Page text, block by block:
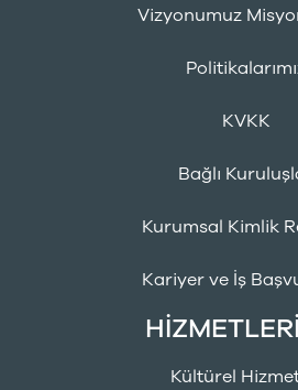
Vizyonumuz
KVKK
Bağlı
Kurumsal Kimlik
Kariyer ve İş
Kültürel